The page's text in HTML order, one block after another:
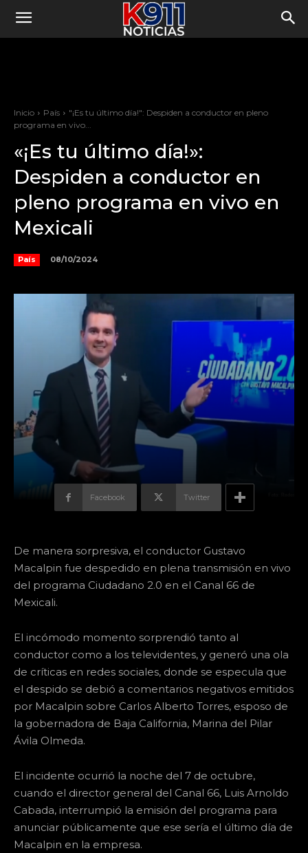
Inicio País
"¡Es tu último día!": Despiden a conductor en pleno
programa en vivo...
«¡Es tu último día!»:
Despiden a conductor en
pleno programa en vivo en
Mexicali
País 08/10/2024
Facebook Twitter
De manera sorpresiva, el conductor Gustavo
Macalpin fue despedido en plena transmisión en vivo
del programa Ciudadano 2.0 en el Canal 66 de
Mexicali.
El incómodo momento sorprendió tanto al
conductor como a los televidentes, y generó una ola
de críticas en redes sociales, donde se especula que
el despido se debió a comentarios negativos emitidos
por Macalpin sobre Carlos Alberto Torres, esposo de
la gobernadora de Baja California, Marina del Pilar
Ávila Olmeda.
El incidente ocurrió la noche del 7 de octubre,
cuando el director general del Canal 66, Luis Arnoldo
Cabada, interrumpió la emisión del programa para
anunciar públicamente que ese sería el último día de
Macalpin en la empresa.